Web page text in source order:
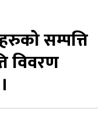
सम्पत्ति
विवरण